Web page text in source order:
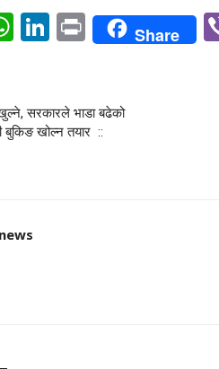
WhatsApp
LinkedIn
PrintShare
सरकारले भाडा बढेको
बुकिङ खोल्न तयार ::
news